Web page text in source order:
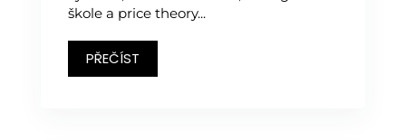
škole a price theory...
PŘEČÍST